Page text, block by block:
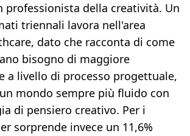
professionista della creatività. Un
triennali lavora nell'area
dato che racconta di come
bisogno di maggiore
a livello di processo progettuale,
mondo sempre più fluido con
di pensiero creativo. Per i
sorprende invece un 11,6%